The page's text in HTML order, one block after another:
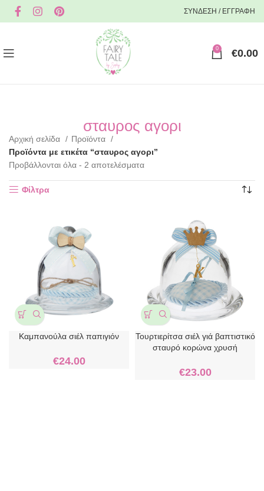
ΣΥΝΔΕΣΗ / ΕΓΓΡΑΦΗ
0 €0.00
σταυρος αγορι
Αρχική σελίδα
Προϊόντα
Προϊόντα με ετικέτα “σταυρος αγορι”
Προβάλλονται όλα - 2 αποτελέσματα
Φίλτρα
Καμπανούλα σιέλ παπιγιόν
€24.00
Τουρτιερίτσα σιέλ γιά βαπτιστικό
σταυρό κορώνα χρυσή
€23.00